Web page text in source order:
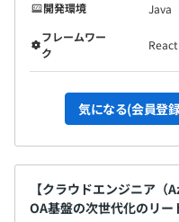
開発環境
Java
フレームワー
ク
React
気になる(会員登
【クラウドエンジニア
OA基盤の次世代化のリー